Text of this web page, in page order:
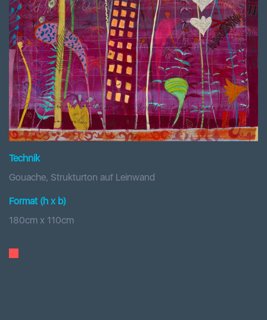
Technik
Gouache, Strukturton auf Leinwand
Format (h x b)
180cm x 110cm